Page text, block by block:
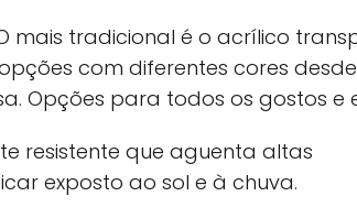
mais tradicional é o acrílico
com diferentes cores
Opções para todos os gostos e
resistente que aguenta altas
exposto ao sol e à chuva.